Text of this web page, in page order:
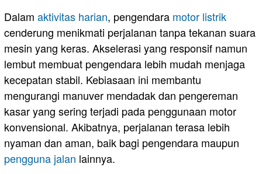
Dalam aktivitas harian, pengendara motor listrik
cenderung menikmati perjalanan tanpa tekanan suara
mesin yang keras. Akselerasi yang responsif namun
lembut membuat pengendara lebih mudah menjaga
kecepatan stabil. Kebiasaan ini membantu
mengurangi manuver mendadak dan pengereman
kasar yang sering terjadi pada penggunaan motor
konvensional. Akibatnya, perjalanan terasa lebih
nyaman dan aman, baik bagi pengendara maupun
pengguna jalan lainnya.